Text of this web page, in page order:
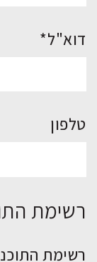
דוא"ל*
טלפון
רשימת
רשימת